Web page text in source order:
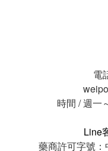
電
時間 / 週一
Line
藥商許可字號